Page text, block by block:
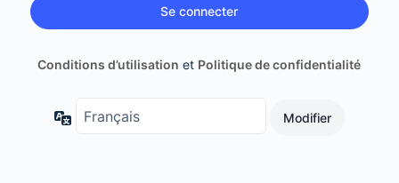
Conditions d’utilisation et Politique de confidentialité
Langue